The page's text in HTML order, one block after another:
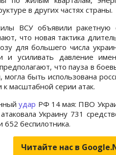
в других частях страны.
ВСУ объявили ракетную
что новая тактика
для большего числа
и усиливать давление
что пауза в
быть использована
к масштабной серии атак.
удар РФ 14 мая: ПВО
Украину 731
беспилотника.
Читайте нас в